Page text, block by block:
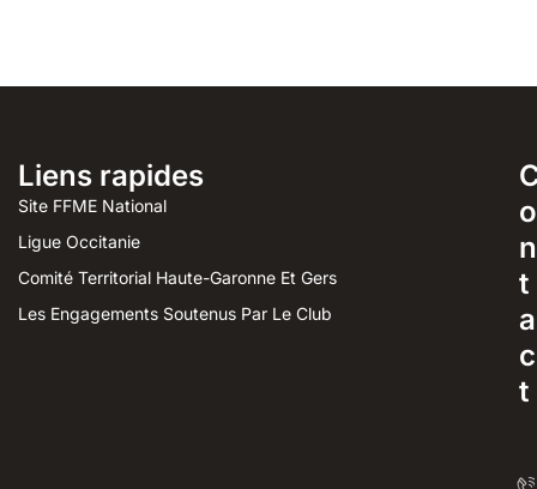
Liens rapides
Site FFME National
Ligue Occitanie
Comité Territorial Haute-Garonne Et Gers
Les Engagements Soutenus Par Le Club
o
n
t
a
c
t